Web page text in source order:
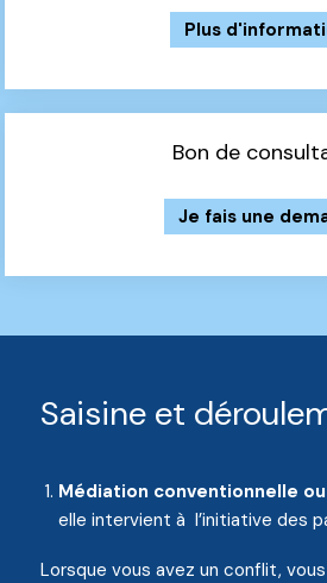
Plus
Bon de
Je fais une
Saisine et
Médiation conventionnelle
elle intervient à l’initiative des
Lorsque vous avez un conflit,